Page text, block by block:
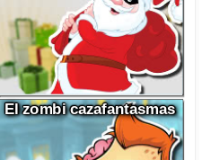
El zombi cazafantasmas